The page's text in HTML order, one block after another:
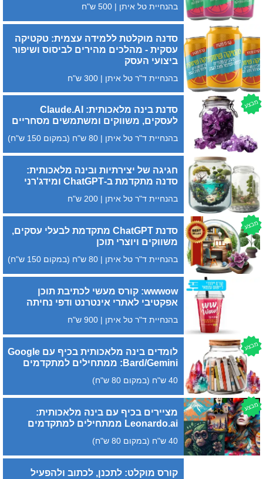
בהנחיית טל איתן | 500 ש"ח
סדנה מוקלטת ללמידה עצמית: טקטיקה
עסקית - מהלכים מהירים לביסוס ושיפור
ביצועי העסק
בהנחיית ד"ר טל איתן | 300 ש"ח
מבצע
סדנת בינה מלאכותית: Claude.AI
לעסקים, משווקים ומשתמשים מסחריים
בהנחיית ד"ר טל איתן | 80 ש"ח (במקום 150 ש"ח)
חגיגה של יצירתיות ובינה מלאכותית:
סדנה מתקדמת ב-ChatGPT ומידג'רני
בהנחיית ד"ר טל איתן | 200 ש"ח
מבצע
סדנת ChatGPT מתקדמת לבעלי עסקים,
משווקים ויוצרי תוכן
בהנחיית ד"ר טל איתן | 80 ש"ח (במקום 150 ש"ח)
wwwow: קורס מעשי לכתיבת תוכן
אפקטיבי לאתרי אינטרנט ודפי נחיתה
בהנחיית ד"ר טל איתן | 900 ש"ח
מבצע
לומדים בינה מלאכותית בכיף עם Google
Bard/Gemini: ממתחילים למתקדמים
40 ש"ח (במקום 80 ש"ח)
מבצע
מציירים בכיף עם בינה מלאכותית:
Leonardo.ai ממתחילים למתקדמים
40 ש"ח (במקום 80 ש"ח)
קורס מוקלט: לתכנן, לכתוב ולהפעיל